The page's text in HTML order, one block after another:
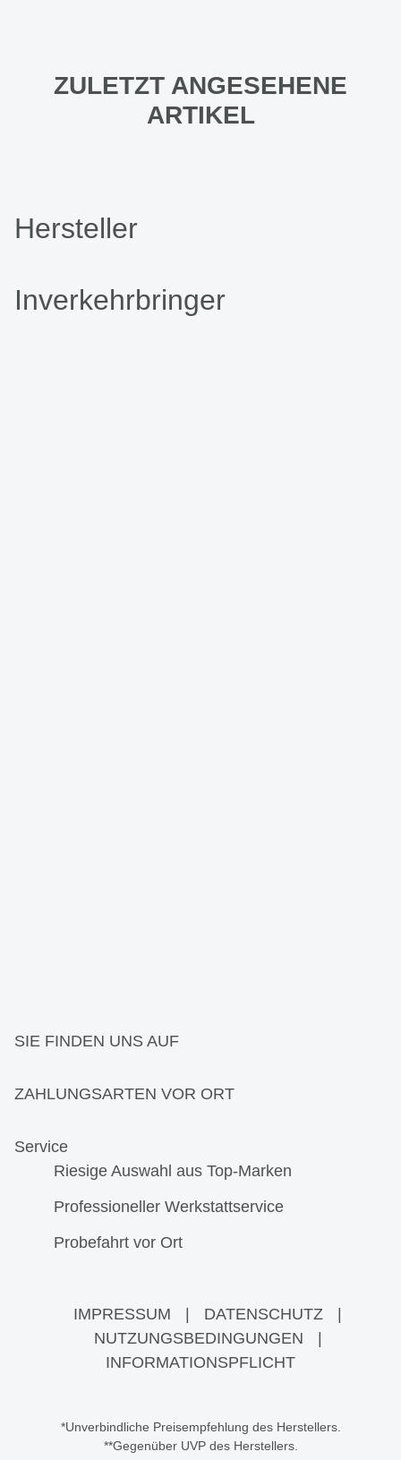
ZULETZT ANGESEHENE
ARTIKEL
Hersteller
Inverkehrbringer
SIE FINDEN UNS AUF
ZAHLUNGSARTEN VOR ORT
Service
Riesige Auswahl aus Top-Marken
Professioneller Werkstattservice
Probefahrt vor Ort
IMPRESSUM DATENSCHUTZ
NUTZUNGSBEDINGUNGEN
INFORMATIONSPFLICHT
*Unverbindliche Preisempfehlung des Herstellers.
**Gegenüber UVP des Herstellers.